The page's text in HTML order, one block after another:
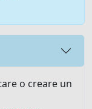
o creare un